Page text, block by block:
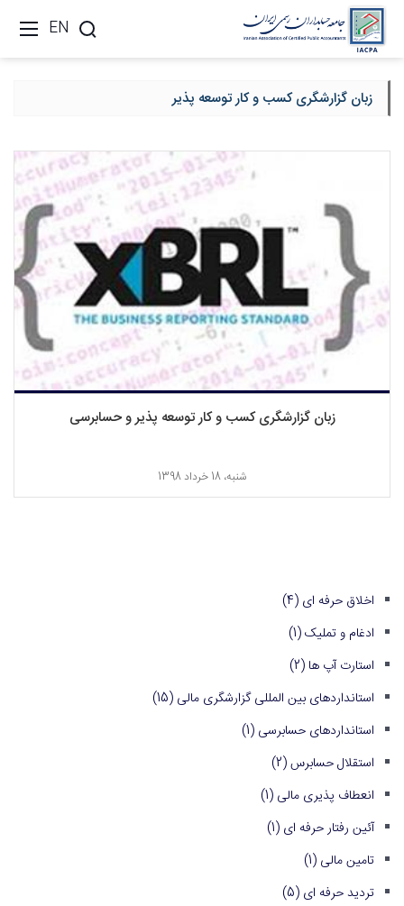
EN
زبان گزارشگری کسب و کار توسعه پذیر
زبان گزارشگری کسب و کار توسعه پذیر و حسابرسی
شنبه، 18 خرداد 1398
اخلاق حرفه ای (4)
ادغام و تملیک(1)
استارت آپ ها (2)
استانداردهای بین المللی گزارشگری مالی (15)
استانداردهای حسابرسی (1)
استقلال حسابرس(2)
انعطاف پذیری مالی (1)
آئین رفتار حرفه ای (1)
تامین مالی (1)
تردید حرفه ای (5)